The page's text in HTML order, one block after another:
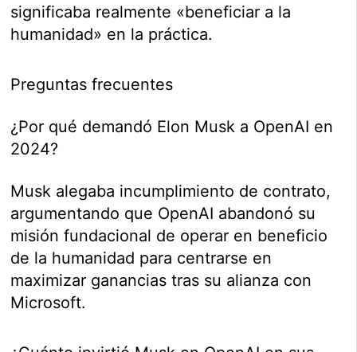
significaba realmente «beneficiar a la
humanidad» en la práctica.
Preguntas frecuentes
¿Por qué demandó Elon Musk a OpenAI en
2024?
Musk alegaba incumplimiento de contrato,
argumentando que OpenAI abandonó su
misión fundacional de operar en beneficio
de la humanidad para centrarse en
maximizar ganancias tras su alianza con
Microsoft.